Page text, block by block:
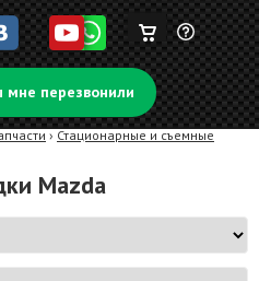
Задать
вопрос
Корзина
пуста
мне перезвонили
› Стационарные и съемные
Mazda